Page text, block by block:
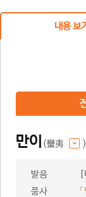
내용 보기
만이 (蠻夷 )
발음 [
품사